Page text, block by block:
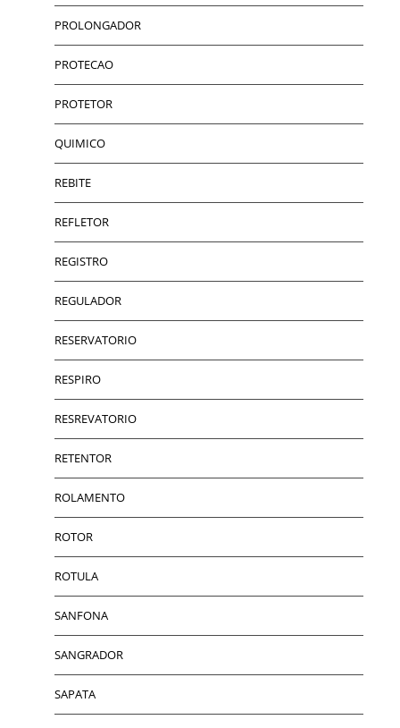
PROLONGADOR
PROTECAO
PROTETOR
QUIMICO
REBITE
REFLETOR
REGISTRO
REGULADOR
RESERVATORIO
RESPIRO
RESREVATORIO
RETENTOR
ROLAMENTO
ROTOR
ROTULA
SANFONA
SANGRADOR
SAPATA